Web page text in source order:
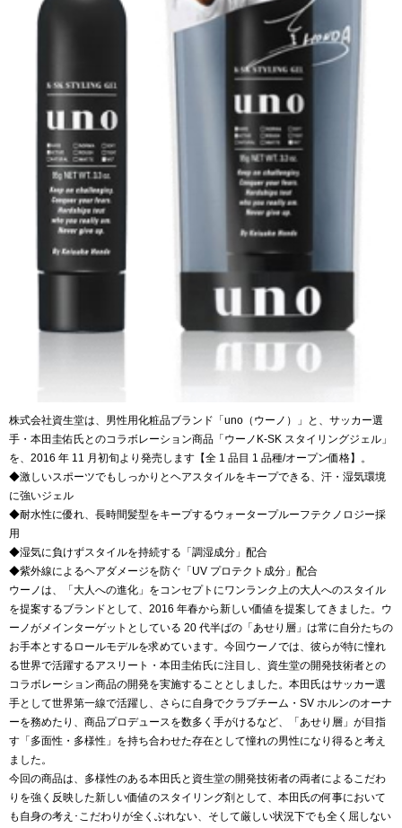
株式会社資生堂は、男性用化粧品ブランド「uno（ウーノ）」と、サッカー選
手・本田圭佑氏とのコラボレーション商品「ウーノK-SK スタイリングジェル」
を、2016 年 11 月初旬より発売します【全 1 品目 1 品種/オープン価格】。
◆激しいスポーツでもしっかりとヘアスタイルをキープできる、汗・湿気環境
に強いジェル
◆耐水性に優れ、長時間髪型をキープするウォータープルーフテクノロジー採
用
◆湿気に負けずスタイルを持続する「調湿成分」配合
◆紫外線によるヘアダメージを防ぐ「UV プロテクト成分」配合
ウーノは、「大人への進化」をコンセプトにワンランク上の大人へのスタイル
を提案するブランドとして、2016 年春から新しい価値を提案してきました。ウ
ーノがメインターゲットとしている 20 代半ばの「あせり層」は常に自分たちの
お手本とするロールモデルを求めています。今回ウーノでは、彼らが特に憧れ
る世界で活躍するアスリート・本田圭佑氏に注目し、資生堂の開発技術者との
コラボレーション商品の開発を実施することとしました。本田氏はサッカー選
手として世界第一線で活躍し、さらに自身でクラブチーム・SV ホルンのオーナ
ーを務めたり、商品プロデュースを数多く手がけるなど、「あせり層」が目指
す「多面性・多様性」を持ち合わせた存在として憧れの男性になり得ると考え
ました。
今回の商品は、多様性のある本田氏と資生堂の開発技術者の両者によるこだわ
りを強く反映した新しい価値のスタイリング剤として、本田氏の何事において
も自身の考え･こだわりが全くぶれない、そして厳しい状況下でも全く屈しない